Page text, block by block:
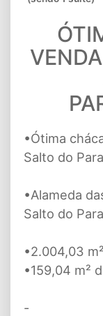
•Ótima
Salto do
•Alameda
Salto do
•2.004,03
•159,04 m²
-